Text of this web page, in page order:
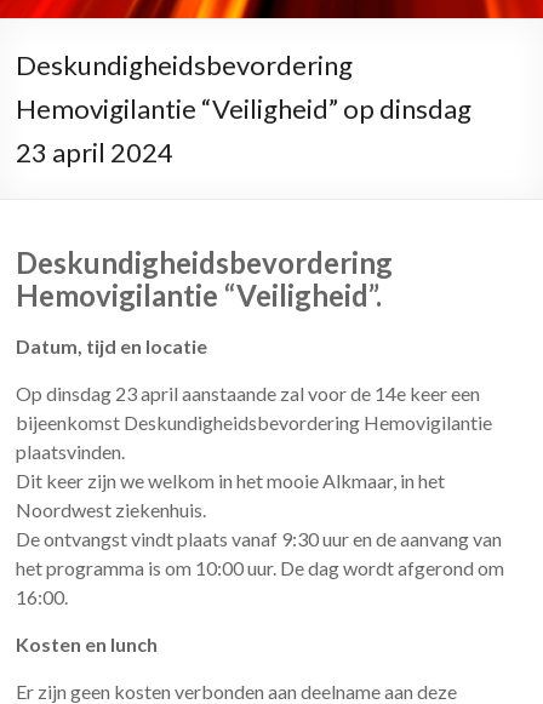
Deskundigheidsbevordering
Hemovigilantie “Veiligheid” op dinsdag
23 april 2024
Deskundigheidsbevordering
Hemovigilantie “Veiligheid”.
Datum, tijd en locatie
Op dinsdag 23 april aanstaande zal voor de 14e keer een
bijeenkomst Deskundigheidsbevordering Hemovigilantie
plaatsvinden.
Dit keer zijn we welkom in het mooie Alkmaar, in het
Noordwest ziekenhuis.
De ontvangst vindt plaats vanaf 9:30 uur en de aanvang van
het programma is om 10:00 uur. De dag wordt afgerond om
16:00.
Kosten en lunch
Er zijn geen kosten verbonden aan deelname aan deze